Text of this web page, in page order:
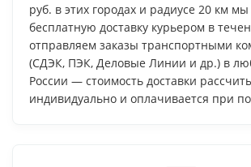
руб. в этих городах и радиусе 20 км
бесплатную доставку курьером в
отправляем заказы транспортными
(СДЭК, ПЭК, Деловые Линии и др.) в
России — стоимость доставки
индивидуально и оплачивается при